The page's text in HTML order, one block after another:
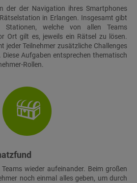
der der Navigation ihres Smartphones
in Erlangen. Insgesamt gibt
welche von allen Teams
Ort gilt es, jeweils ein Rätsel zu lösen.
jeder Teilnehmer zusätzliche Challenges
Aufgaben entsprechen thematisch
Rollen.
wieder aufeinander. Beim großen
noch einmal alles geben, um durch